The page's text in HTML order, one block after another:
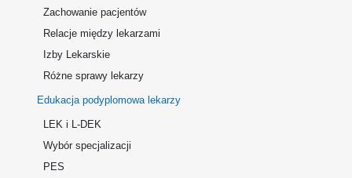
Zachowanie pacjentów
Relacje między lekarzami
Izby Lekarskie
Różne sprawy lekarzy
Edukacja podyplomowa lekarzy
LEK i L-DEK
Wybór specjalizacji
PES